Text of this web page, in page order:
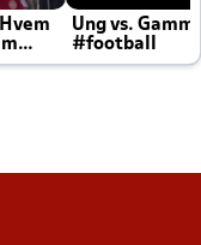
Ung vs.
#football